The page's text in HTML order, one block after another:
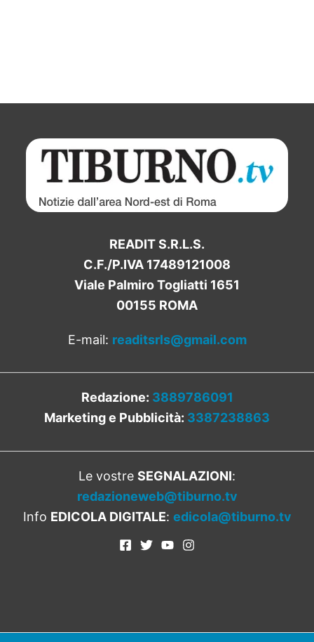
READIT S.R.L.S.
C.F./P.IVA 17489121008
Viale Palmiro Togliatti 1651
00155 ROMA
E-mail: readitsrls@gmail.com
Redazione: 3889786091
Marketing e Pubblicità: 3387238863
Le vostre SEGNALAZIONI:
redazioneweb@tiburno.tv
Info EDICOLA DIGITALE: edicola@tiburno.tv